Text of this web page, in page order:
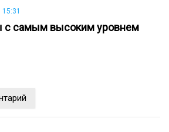
15:31
с самым высоким уровнем